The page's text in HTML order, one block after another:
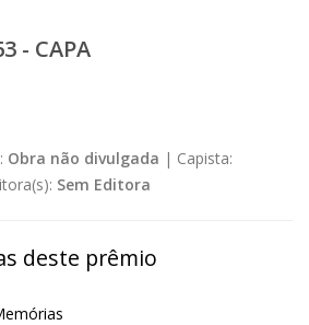
- CAPA
Obra não divulgada | Capista:
Sem Editora
deste prêmio